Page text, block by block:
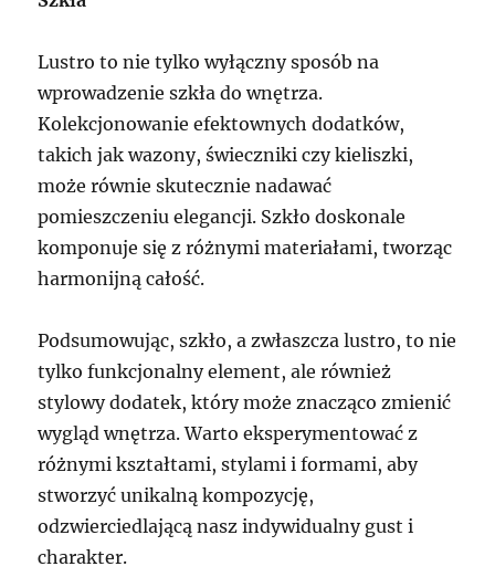
Lustro to nie tylko wyłączny sposób na
wprowadzenie szkła do wnętrza.
Kolekcjonowanie efektownych dodatków,
takich jak wazony, świeczniki czy kieliszki,
może równie skutecznie nadawać
pomieszczeniu elegancji. Szkło doskonale
komponuje się z różnymi materiałami, tworząc
harmonijną całość.
Podsumowując, szkło, a zwłaszcza lustro, to nie
tylko funkcjonalny element, ale również
stylowy dodatek, który może znacząco zmienić
wygląd wnętrza. Warto eksperymentować z
różnymi kształtami, stylami i formami, aby
stworzyć unikalną kompozycję,
odzwierciedlającą nasz indywidualny gust i
charakter.